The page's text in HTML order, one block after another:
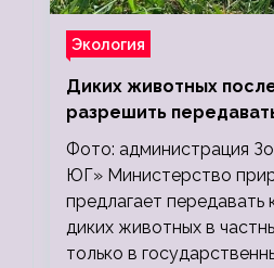
Экология
Диких животных
разрешить
зоопарки
Фото: администрация
ЮГ» Министерство
предлагает передавать
диких животных в
только в